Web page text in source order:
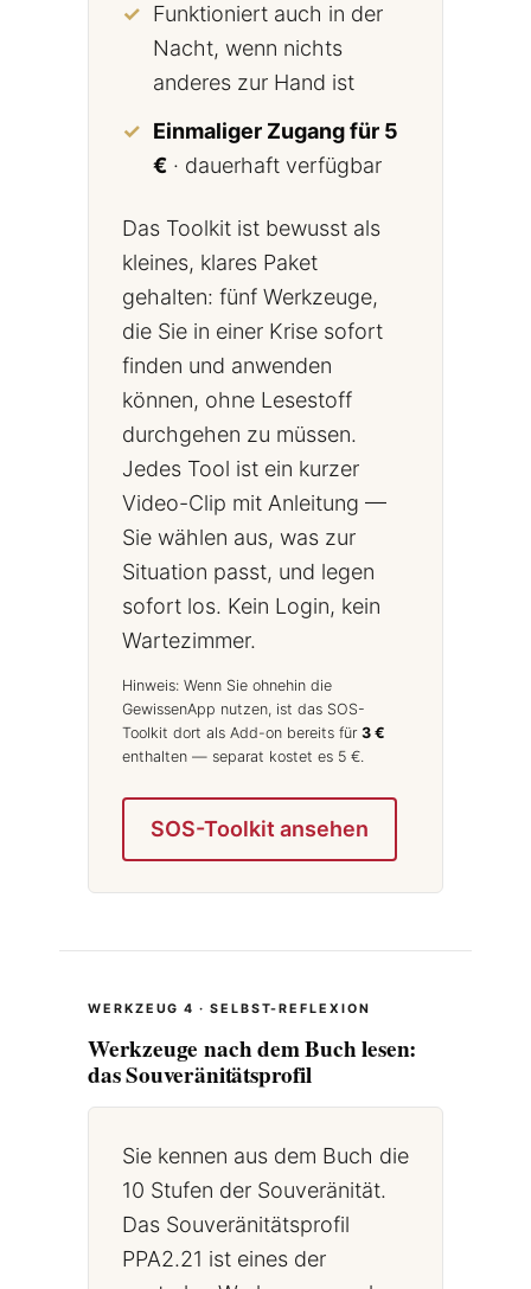
Funktioniert auch in der
Nacht, wenn nichts
anderes zur Hand ist
Einmaliger Zugang für 5
€ · dauerhaft verfügbar
Das Toolkit ist bewusst als
kleines, klares Paket
gehalten: fünf Werkzeuge,
die Sie in einer Krise sofort
finden und anwenden
können, ohne Lesestoff
durchgehen zu müssen.
Jedes Tool ist ein kurzer
Video-Clip mit Anleitung —
Sie wählen aus, was zur
Situation passt, und legen
sofort los. Kein Login, kein
Wartezimmer.
Hinweis: Wenn Sie ohnehin die
GewissenApp nutzen, ist das SOS-
Toolkit dort als Add-on bereits für 3 €
enthalten — separat kostet es 5 €.
SOS-Toolkit ansehen
WERKZEUG 4 · SELBST-REFLEXION
Werkzeuge nach dem Buch lesen:
das Souveränitätsprofil
Sie kennen aus dem Buch die
10 Stufen der Souveränität.
Das Souveränitätsprofil
PPA2.21 ist eines der